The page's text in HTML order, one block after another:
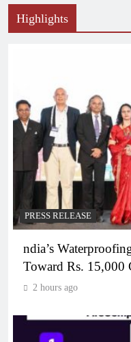
Highlights
PRESS RELEASE
ndia’s
Toward Rs. 15,000
2 hours ago